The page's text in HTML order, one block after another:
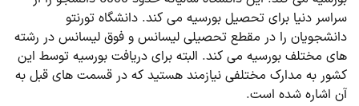
سراسر دنیا برای تحصیل بورسیه می کند. دانشگاه تورنتو
دانشجویان را در مقطع تحصیلی لیسانس و فوق لیسانس در رشته
های مختلف بورسیه می کند. البته برای دریافت بورسیه توسط این
کشور به مدارک مختلفی نیازمند هستید که در قسمت های قبل به
آن اشاره شده است.